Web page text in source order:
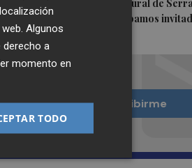
en el parque natural de
sátira: "No estábamos
Quiero suscribirme
Algunos
derecho a
momento en
TODO